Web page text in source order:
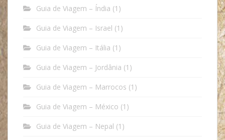
Guia de Viagem – Índia (1)
Guia de Viagem – Israel (1)
Guia de Viagem – Itália (1)
Guia de Viagem – Jordânia (1)
Guia de Viagem – Marrocos (1)
Guia de Viagem – México (1)
Guia de Viagem – Nepal (1)